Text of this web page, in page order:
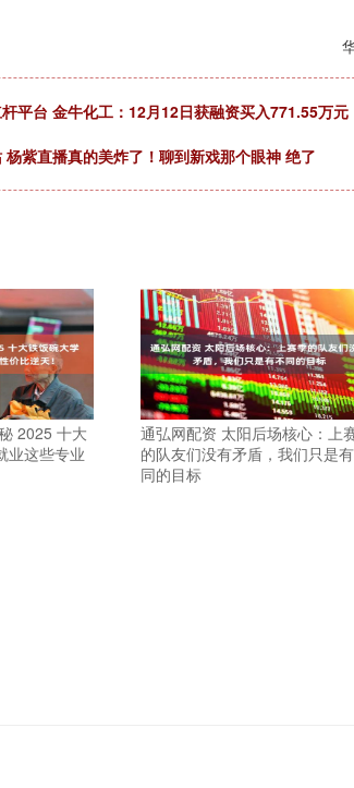
平台 金牛化工：12月12日获融资买入771.55万元
杨紫直播真的美炸了！聊到新戏那个眼神 绝了
2025 十大
业这些专业
通弘网配资 太阳后场核心：上
的队友们没有矛盾，我们只是
同的目标